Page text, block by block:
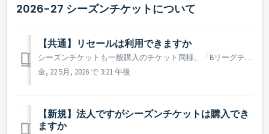
2026-27 シーズンチケットについて
【共通】リセールは利用できますか
シーズンチケットも一般購入のチケット同様、「Bリーグチケット公式リセールサービス」をご利用いただけます。 ※対象は「電子チケット」のみです。「PDFチケット」は出品できません
金, 22 5月, 2026 で 3:21 午後
【新規】法人ですがシーズンチケットは購入でき
ますか